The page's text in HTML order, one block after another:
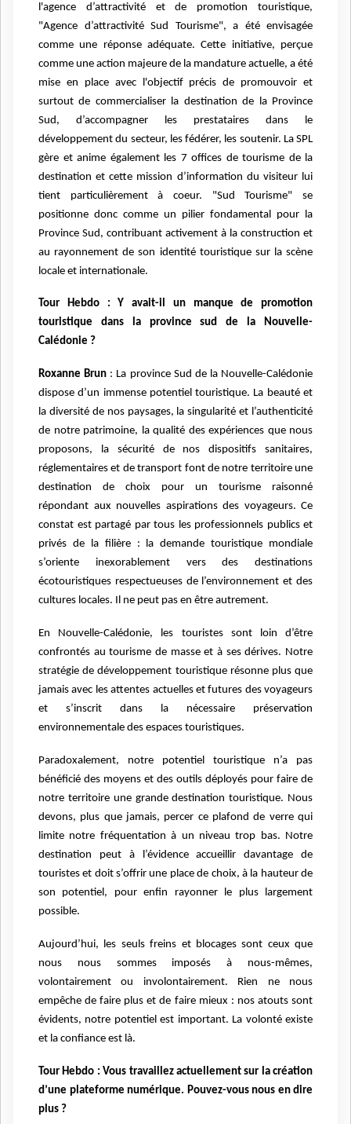
l'agence d’attractivité et de promotion touristique,
"Agence d’attractivité Sud Tourisme", a été envisagée
comme une réponse adéquate. Cette initiative, perçue
comme une action majeure de la mandature actuelle, a été
mise en place avec l'objectif précis de promouvoir et
surtout de commercialiser la destination de la Province
Sud, d’accompagner les prestataires dans le
développement du secteur, les fédérer, les soutenir. La SPL
gère et anime également les 7 offices de tourisme de la
destination et cette mission d’information du visiteur lui
tient particulièrement à coeur. "Sud Tourisme" se
positionne donc comme un pilier fondamental pour la
Province Sud, contribuant activement à la construction et
au rayonnement de son identité touristique sur la scène
locale et internationale.
Tour Hebdo : Y avait-il un manque de promotion
touristique dans la province sud de la Nouvelle-
Calédonie ?
Roxanne Brun : La province Sud de la Nouvelle-Calédonie
dispose d’un immense potentiel touristique. La beauté et
la diversité de nos paysages, la singularité et l’authenticité
de notre patrimoine, la qualité des expériences que nous
proposons, la sécurité de nos dispositifs sanitaires,
réglementaires et de transport font de notre territoire une
destination de choix pour un tourisme raisonné
répondant aux nouvelles aspirations des voyageurs. Ce
constat est partagé par tous les professionnels publics et
privés de la filière : la demande touristique mondiale
s’oriente inexorablement vers des destinations
écotouristiques respectueuses de l’environnement et des
cultures locales. Il ne peut pas en être autrement.
En Nouvelle-Calédonie, les touristes sont loin d’être
confrontés au tourisme de masse et à ses dérives. Notre
stratégie de développement touristique résonne plus que
jamais avec les attentes actuelles et futures des voyageurs
et s’inscrit dans la nécessaire préservation
environnementale des espaces touristiques.
Paradoxalement, notre potentiel touristique n’a pas
bénéficié des moyens et des outils déployés pour faire de
notre territoire une grande destination touristique. Nous
devons, plus que jamais, percer ce plafond de verre qui
limite notre fréquentation à un niveau trop bas. Notre
destination peut à l’évidence accueillir davantage de
touristes et doit s’offrir une place de choix, à la hauteur de
son potentiel, pour enfin rayonner le plus largement
possible.
Aujourd’hui, les seuls freins et blocages sont ceux que
nous nous sommes imposés à nous-mêmes,
volontairement ou involontairement. Rien ne nous
empêche de faire plus et de faire mieux : nos atouts sont
évidents, notre potentiel est important. La volonté existe
et la confiance est là.
Tour Hebdo : Vous travaillez actuellement sur la création
d’une plateforme numérique. Pouvez-vous nous en dire
plus ?